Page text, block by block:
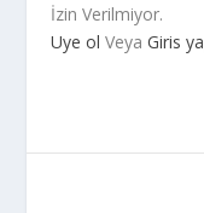
İzin Verilmiyor.
Uye ol VeyaGiris